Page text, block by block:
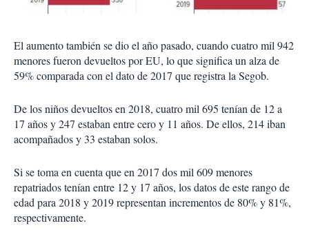
El aumento también se dio el año pasado, cuando cuatro mil 942
menores fueron devueltos por EU, lo que significa un alza de
59% comparada con el dato de 2017 que registra la Segob.
De los niños devueltos en 2018, cuatro mil 695 tenían de 12 a
17 años y 247 estaban entre cero y 11 años. De ellos, 214 iban
acompañados y 33 estaban solos.
Si se toma en cuenta que en 2017 dos mil 609 menores
repatriados tenían entre 12 y 17 años, los datos de este rango de
edad para 2018 y 2019 representan incrementos de 80% y 81%,
respectivamente.